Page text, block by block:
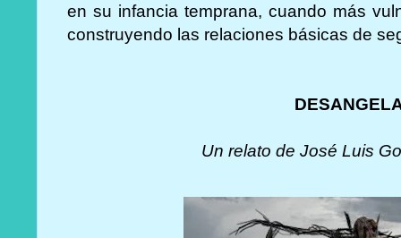
en su infancia temprana, cuando más
construyendo las relaciones básicas de
Un relato de José Luis